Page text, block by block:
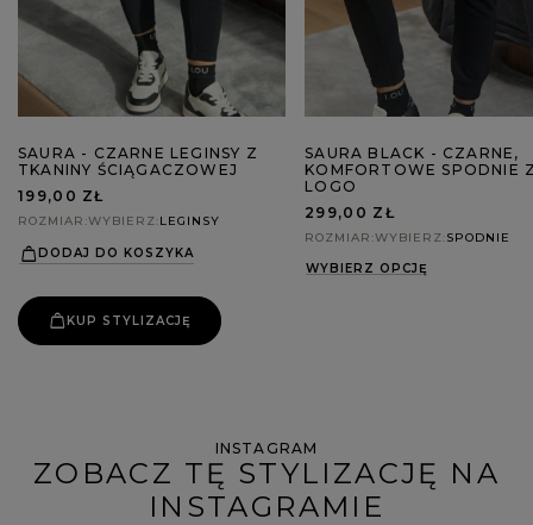
SAURA - CZARNE LEGINSY Z
TKANINY ŚCIĄGACZOWEJ
199,00 ZŁ
ROZMIAR WYBIERZ LEGINSY
DODAJ DO KOSZYKA
SAURA BLACK - CZARNE,
KOMFORTOWE SPODNIE
LOGO
299,00 ZŁ
ROZMIAR WYBIERZ SPODNIE
WYBIERZ OPCJĘ
KUP STYLIZACJĘ
INSTAGRAM
ZOBACZ TĘ STYLIZACJĘ NA
INSTAGRAMIE